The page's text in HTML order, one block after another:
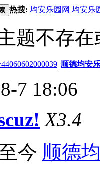
热搜: 均安乐园网 均安乐
题不存
| 顺德均安
7 18:06
X3.4
今 顺德